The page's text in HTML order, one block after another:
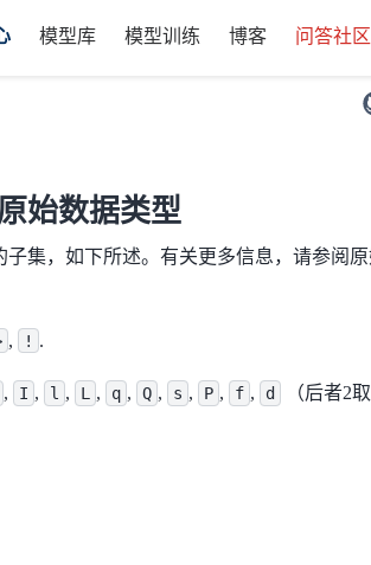
模型库 模型训练 博客 问答社区
始数据类型
子集，如下所述。有关更多信息，请参阅原
, ! .
, I , l , L , q , Q , s , P , f , d
（后者2